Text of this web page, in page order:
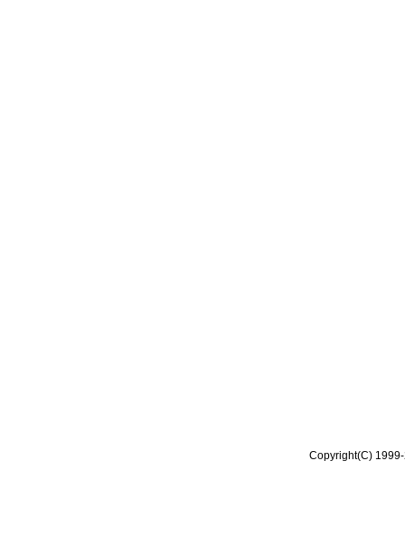
Copyright(C)